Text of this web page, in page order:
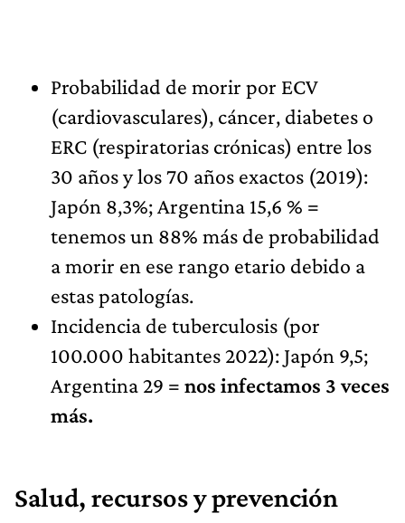
Probabilidad de morir por ECV
(cardiovasculares), cáncer, diabetes o
ERC (respiratorias crónicas) entre los
30 años y los 70 años exactos (2019):
Japón 8,3%; Argentina 15,6 % =
tenemos un 88% más de probabilidad
a morir en ese rango etario debido a
estas patologías.
Incidencia de tuberculosis (por
100.000 habitantes 2022): Japón 9,5;
Argentina 29 = nos infectamos 3 veces
más.
Salud, recursos y prevención